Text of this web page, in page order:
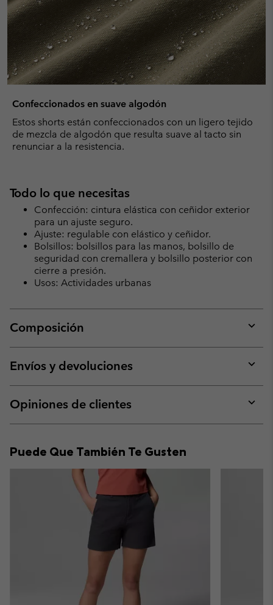
Confeccionados en suave algodón
Estos shorts están confeccionados con un ligero tejido
de mezcla de algodón que resulta suave al tacto sin
renunciar a la resistencia.
Todo lo que necesitas
Confección: cintura elástica con ceñidor exterior
para un ajuste seguro.
Ajuste: regulable con elástico y ceñidor.
Bolsillos: bolsillos para las manos, bolsillo de
seguridad con cremallera y bolsillo posterior con
cierre a presión.
Usos: Actividades urbanas
Composición
or
Envíos y devoluciones
or
Opiniones de clientes
or
Puede Que También Te Gusten